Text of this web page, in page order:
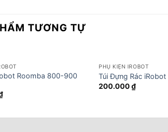
TƯƠNG TỰ
Roomba 800-900
PHỤ KIỆN IROBOT
Túi Đựng Rác iRobot
200.000₫